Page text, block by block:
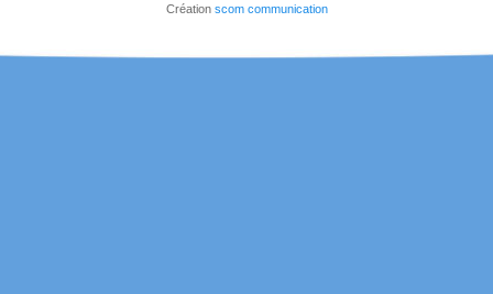
Création scom communication